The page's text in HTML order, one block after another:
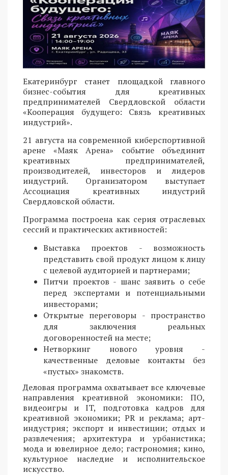
Екатеринбург станет площадкой главного
бизнес-события для креативных
предпринимателей Свердловской области
«Кооперация будущего: Связь креативных
индустрий».
21 августа на современной киберспортивной
арене «Маяк Арена» событие объединит
креативных предпринимателей,
производителей, инвесторов и лидеров
индустрий. Организатором выступает
Ассоциация креативных индустрий
Свердловской области.
Программа построена как серия отраслевых
сессий и практических активностей:
Выставка проектов - возможность
представить свой продукт лицом к лицу
с целевой аудиторией и партнерами;
Питчи проектов - шанс заявить о себе
перед экспертами и потенциальными
инвесторами;
Открытые переговоры - пространство
для заключения реальных
договоренностей на месте;
Нетворкинг нового уровня -
качественные деловые контакты без
«пустых» знакомств.
Деловая программа охватывает все ключевые
направления креативной экономики: ПО,
видеоигры и IT, подготовка кадров для
креативной экономики; PR и реклама; арт-
индустрия; экспорт и инвестиции; отдых и
развлечения; архитектура и урбанистика;
мода и ювелирное дело; гастрономия; кино,
культурное наследие и исполнительское
искусство.